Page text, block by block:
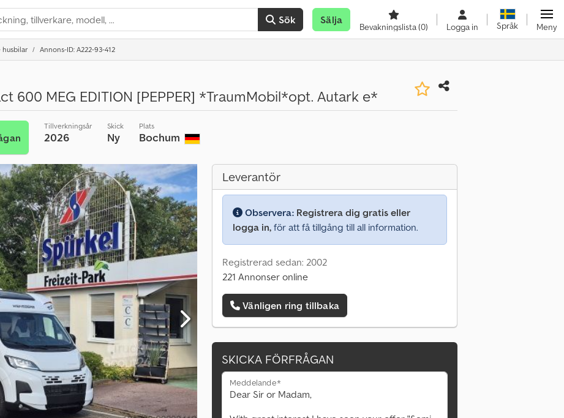
Sök Sälja
Bevakningslista(0) Logga in Språk Meny
husbilar Annons-ID: A222-93-412
600 MEG EDITION [PEPPER] *TraumMobil*opt. Autark e*
Tillverkningsår
2026
Skick
Ny
Plats
Bochum
Leverantör
Observera: Registrera dig gratis eller
logga in, för att få tillgång till all information.
Registrerad sedan: 2002
221 Annonser online
Vänligen ring tillbaka
SKICKA FÖRFRÅGAN
Meddelande*